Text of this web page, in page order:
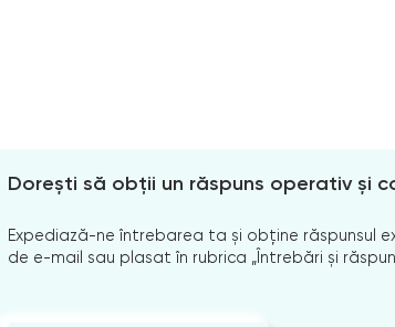
Dorești să obții un răspuns operativ și
Expediază-ne întrebarea ta și obține răspunsul
de e-mail sau plasat în rubrica „Întrebări și